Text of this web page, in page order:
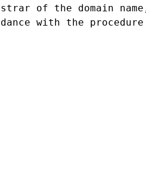
of the domain
with the procedure